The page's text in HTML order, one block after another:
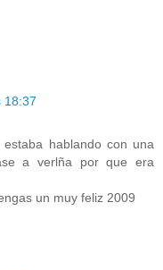
18:37
hablando con una
a verlña por que era
un muy feliz 2009